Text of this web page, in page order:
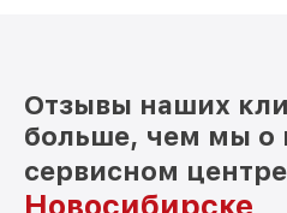
Отзывы наших
больше, чем мы о
сервисном центре
Новосибирске